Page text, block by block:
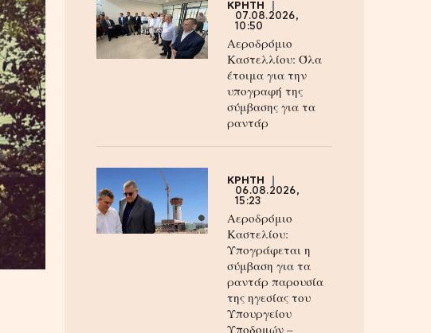
ΚΡΗΤΗ
07.08.2026,
10:50
Αεροδρόμιο
Καστελλίου: Όλα
έτοιμα για την
υπογραφή της
σύμβασης για τα
ραντάρ
ΚΡΗΤΗ
06.08.2026,
15:23
Αεροδρόμιο
Καστελίου:
Υπογράφεται η
σύμβαση για τα
ραντάρ παρουσία
της ηγεσίας του
Υπουργείου
Υποδομών –